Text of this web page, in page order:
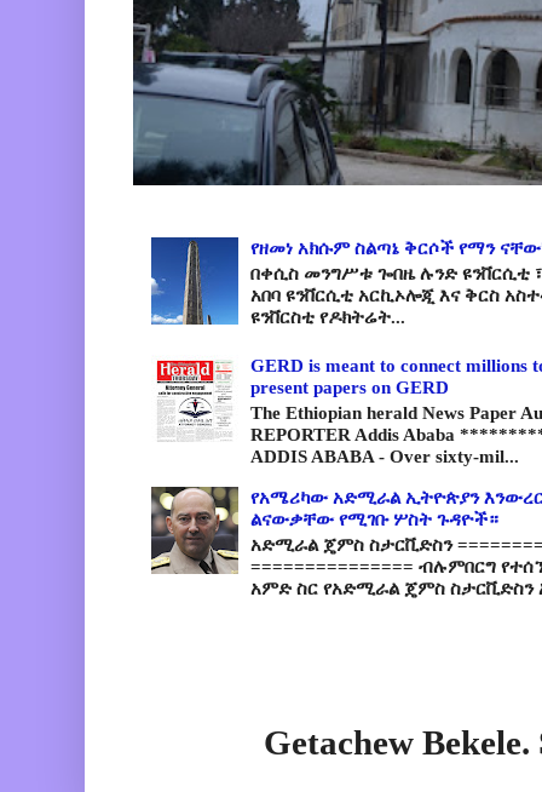
የዘመነ አክሱም ስልጣኔ ቅርሶች የማን
በቀሲስ መንግሥቱ ጐበዜ ሉንድ ዩንቨርሲቲ
አበባ ዩንቨርሲቲ አርኪኦሎጂ እና ቅርስ
ዩንቨርስቲ የዶክትሬት...
GERD is meant to connect millions
present papers on GERD
The Ethiopian herald News Paper
REPORTER Addis Ababa
ADDIS ABABA - Over sixty-mil...
የአሜሪካው አድሚራል ኢትዮጵያን
ልናውቃቸው የሚገቡ ሦስት ጉዳዮች።
አድሚራል ጄምስ ስታርቪድስን
=============== ብሉምበርግ
አምድ ስር የአድሚራል ጄምስ ስታርቪድስን
Getachew